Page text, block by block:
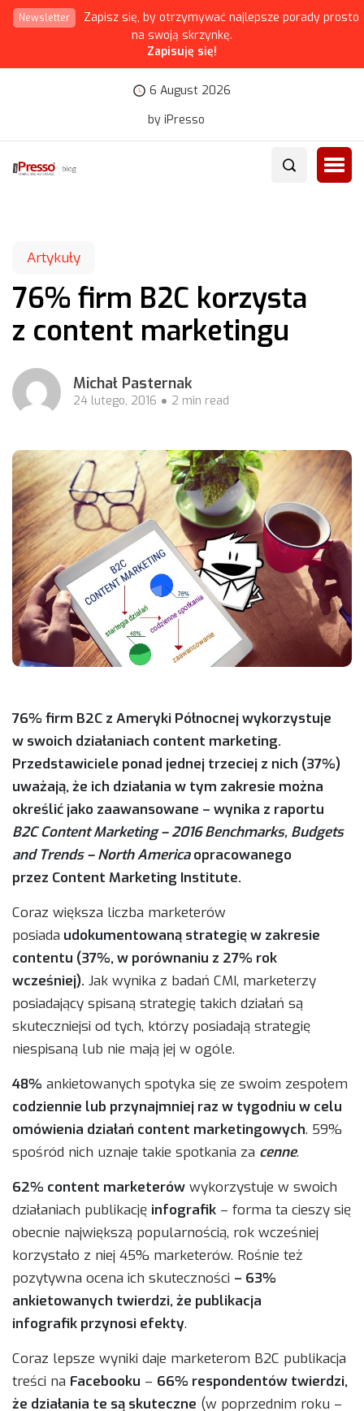
Newsletter
Zapisz się, by otrzymywać najlepsze porady prosto
na swoją skrzynkę.
Zapisuję się!
6 August 2026
by iPresso
Artykuły
76% firm B2C korzysta
z content marketingu
Michał Pasternak
24 lutego, 2016 2 min read
76% firm B2C z Ameryki Północnej wykorzystuje
w swoich działaniach content marketing.
Przedstawiciele ponad jednej trzeciej z nich (37%)
uważają, że ich działania w tym zakresie można
określić jako zaawansowane – wynika z raportu
B2C Content Marketing – 2016 Benchmarks, Budgets
and Trends – North Americaopracowanego
przez Content Marketing Institute.
Coraz większa liczba marketerów
posiada udokumentowaną strategię w zakresie
contentu (37%, w porównaniu z 27% rok
wcześniej). Jak wynika z badań CMI, marketerzy
posiadający spisaną strategię takich działań są
skuteczniejsi od tych, którzy posiadają strategię
niespisaną lub nie mają jej w ogóle.
48% ankietowanych spotyka się ze swoim zespołem
codziennie lub przynajmniej raz w tygodniu w celu
omówienia działań content marketingowych. 59%
spośród nich uznaje takie spotkania za cenne.
62% content marketerów wykorzystuje w swoich
działaniach publikację infografik – forma ta cieszy się
obecnie największą popularnością, rok wcześniej
korzystało z niej 45% marketerów. Rośnie też
pozytywna ocena ich skuteczności – 63%
ankietowanych twierdzi, że publikacja
infografik przynosi efekty.
Coraz lepsze wyniki daje marketerom B2C publikacja
treści na Facebooku – 66% respondentów twierdzi,
że działania te są skuteczne (w poprzednim roku –